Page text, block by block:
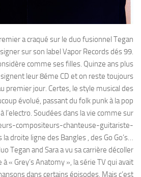
a craqué sur le duo fusionnel Tegan
sur son label Vapor Records dés 99.
comme ses filles. Quinze ans plus
leur 8éme CD et on reste toujours
premier jour. Certes, le style musical des
évolué, passant du folk punk à la pop
l’electro. Soudées dans la vie comme sur
compositeurs-chanteuse-guitariste-
la droite ligne des Bangles , des Go Go’s…
Tegan and Sara a vu sa carrière décoller
« Grey’s Anatomy », la série TV qui avait
dans certains épisodes. Mais c’est